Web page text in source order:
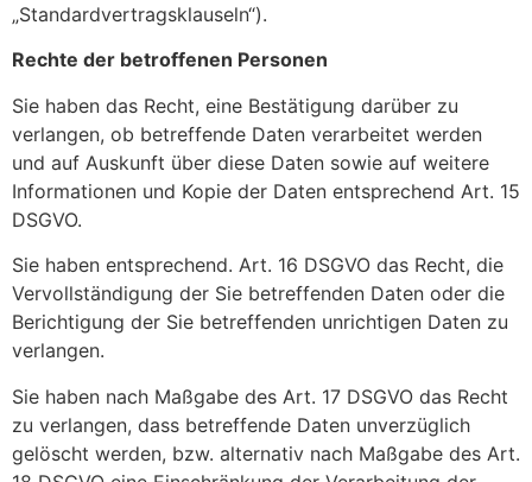
„Standardvertragsklauseln“).
Rechte der betroffenen Personen
Sie haben das Recht, eine Bestätigung darüber zu
verlangen, ob betreffende Daten verarbeitet werden
und auf Auskunft über diese Daten sowie auf weitere
Informationen und Kopie der Daten entsprechend Art. 15
DSGVO.
Sie haben entsprechend. Art. 16 DSGVO das Recht, die
Vervollständigung der Sie betreffenden Daten oder die
Berichtigung der Sie betreffenden unrichtigen Daten zu
verlangen.
Sie haben nach Maßgabe des Art. 17 DSGVO das Recht
zu verlangen, dass betreffende Daten unverzüglich
gelöscht werden, bzw. alternativ nach Maßgabe des Art.